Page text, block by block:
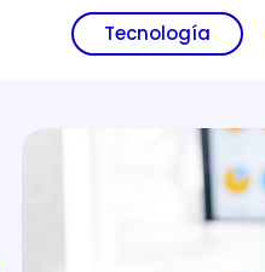
Tecnología